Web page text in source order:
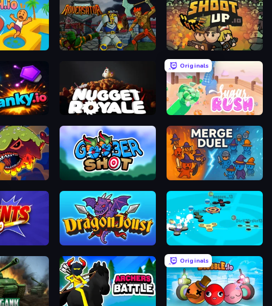
Adversator Shootup.io
Nugget Royale
Originals
Sugar Rush
Goober Shot MergeDuel.io
Dragon Joust (.io) Hand Spinner IO 3D
Originals